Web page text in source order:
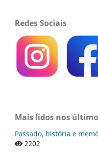
Redes Sociais
Mais lidos nos
Passado, história e
2202